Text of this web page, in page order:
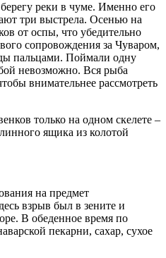
реки в чуме. Именно его
три выстрела. Осенью на
от оспы, что убедительно
сопровождения за Чуваром,
пальцами. Поймали одну
невозможно. Вся рыба
внимательнее рассмотреть
только на одном скелете –
ящика из колотой
на предмет
взрыв был в зените и
В обеденное время по
пекарни, сахар, сухое